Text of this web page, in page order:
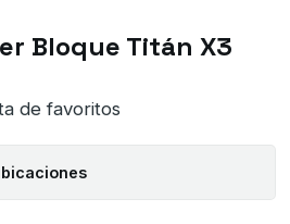
Bloque Titán X3
de favoritos